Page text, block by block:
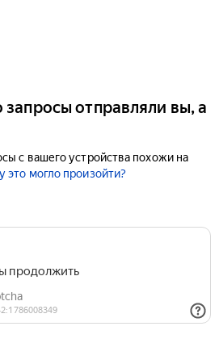
отправляли вы, а
с вашего устройства похожи на
это могло произойти?